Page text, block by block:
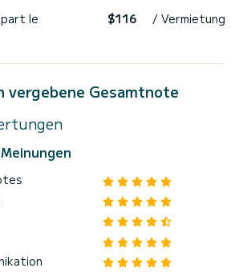
le
$116 / Vermietung
vergebene Gesamtnote